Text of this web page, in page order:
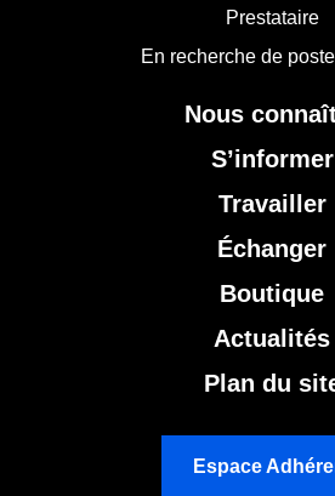
Prestataire
En recherche de
Nous
S’informer
Travailler
Échanger
Boutique
Actualités
Plan du
Espace